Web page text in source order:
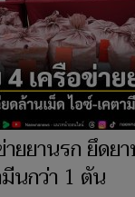
ยยานรก ยึดย
นกว่า 1 ตัน